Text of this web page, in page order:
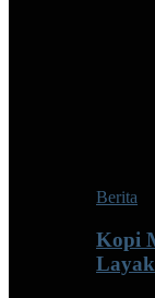
Berita
Kopi